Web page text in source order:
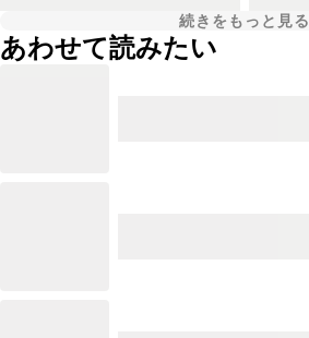
続きをもっと見る
あわせて読みたい